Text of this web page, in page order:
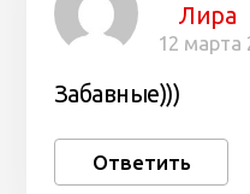
Лира
12 марта
Забавные)))
Ответить